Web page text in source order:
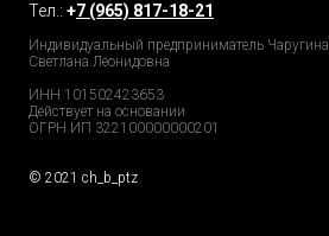
Тел.: +7 (965) 817-18-21
Индивидуальный предприниматель Чаругина
Светлана Леонидовна
ИНН 101502423653
Действует на основании
ОГРН ИП 322100000000201
© 2021 ch_b_ptz